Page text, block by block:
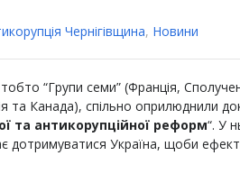
Чернігівщина, Новини
“Групи семи” (Франція,
та Канада), спільно оприлюднили
та антикорупційної реформ“. У
дотримуватися Україна, щоби